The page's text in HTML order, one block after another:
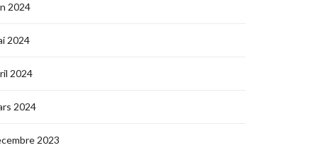
2024
2024
2024
2024
2023